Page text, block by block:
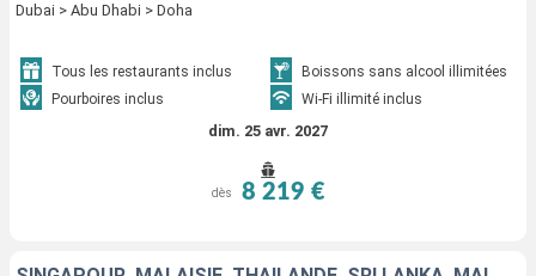
Dubai > Abu Dhabi > Doha
Tous les restaurants inclus
Boissons sans alcool illimitées
Pourboires inclus
Wi-Fi illimité inclus
dim. 25 avr. 2027
dès 8 219 €